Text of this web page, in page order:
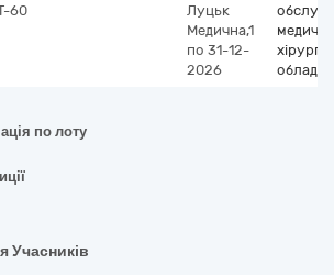
60
Луцьк
Медична,1
по 31-12-
2026
по лоту
Учасників